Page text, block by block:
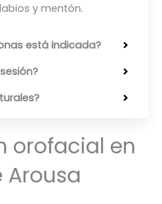
y mentón.
está indicada?
orofacial en